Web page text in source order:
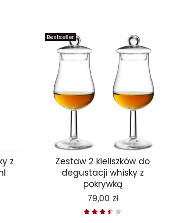
z
Bestseller
Zestaw 2 kieliszków do
degustacji whisky z
pokrywką
Cena
79,00 zł